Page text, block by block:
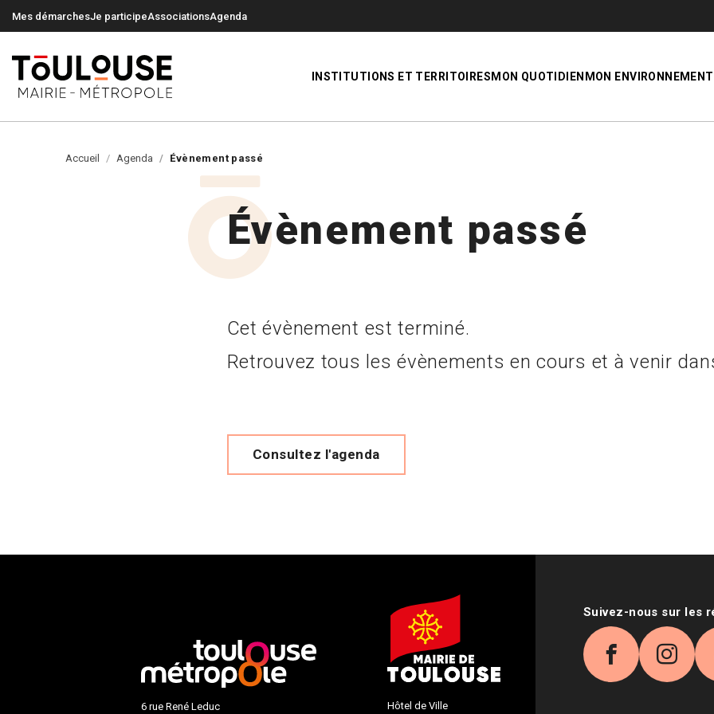
Mes démarchesJe participeAssociationsAgenda
INSTITUTIONS ET TERRITOIRES MON QUOTIDIEN MON ENVIRONNEMENT
Accueil Agenda Évènement passé
Évènement passé
Cet évènement est terminé.
Retrouvez tous les évènements en cours et à venir
Consultez l'agenda
6 rue René Leduc Hôtel de Ville
Suivez-nous sur les
Facebook